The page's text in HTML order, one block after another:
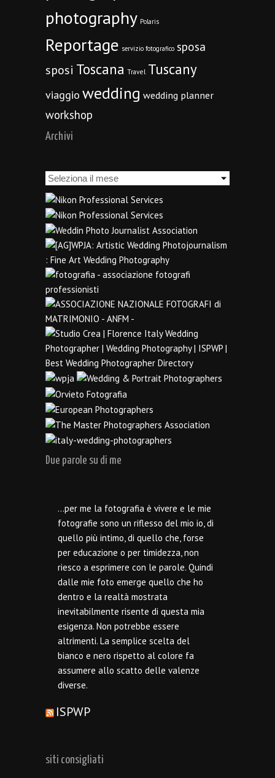
photography Polaris
Reportage servizio fotografico sposa
sposi Toscana Travel Tuscany
viaggio wedding wedding planner
workshop
Archivi
Archivi
Due parole su di me
…per me la fotografia è vivere e le mie
fotografie sono un riflesso del mio io, di
quello più intimo, di quello che, forse
per educazione o per timidezza, non
riesco a esprimere con le parole. Quindi
dalle mie foto emerge quello che ho
dentro e la realtà mostrata
inevitabilmente risente di questa mia
esigenza. Non potrebbe essere
altrimenti. La semplice scelta del
bianco e nero rispetto al colore fa
assumere allo scatto delle valenze
diverse.
ISPWP
siti consigliati